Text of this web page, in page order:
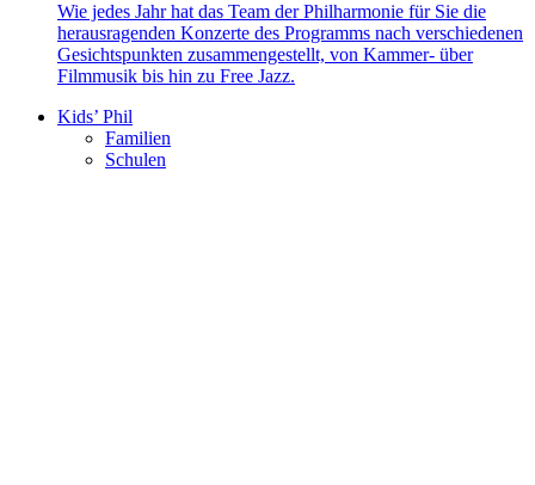
Wie jedes Jahr hat das Team der Philharmonie für Sie die
herausragenden Konzerte des Programms nach verschiedenen
Gesichtspunkten zusammengestellt, von Kammer- über
Filmmusik bis hin zu Free Jazz.
Kids’ Phil
Familien
Schulen